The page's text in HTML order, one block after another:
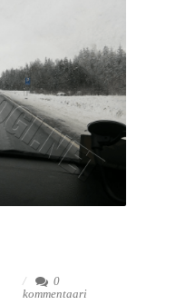
0
kommentaari